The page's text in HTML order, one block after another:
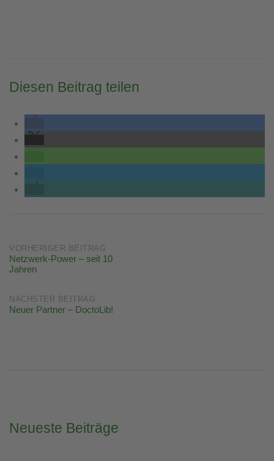
Diesen Beitrag teilen
Post
VORHERIGER BEITRAG
Netzwerk-Power – seit 10
Jahren
NÄCHSTER BEITRAG
Neuer Partner – DoctoLib!
Neueste Beiträge